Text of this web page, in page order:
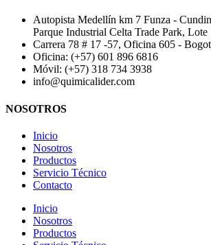
Autopista Medellín km 7 Funza -
Parque Industrial Celta Trade Park, Lote
Carrera 78 # 17 -57, Oficina 605 -
Oficina: (+57) 601 896 6816
Móvil: (+57) 318 734 3938
info@quimicalider.com
NOSOTROS
Inicio
Nosotros
Productos
Servicio Técnico
Contacto
Inicio
Nosotros
Productos